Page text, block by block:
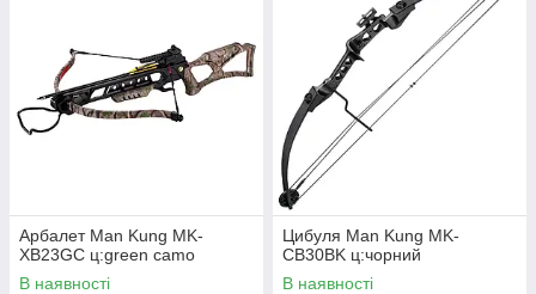
Арбалет Man Kung MK-
XB23GC ц:green camo
В наявності
Цибуля Man Kung MK-
CB30BK ц:чорний
В наявності